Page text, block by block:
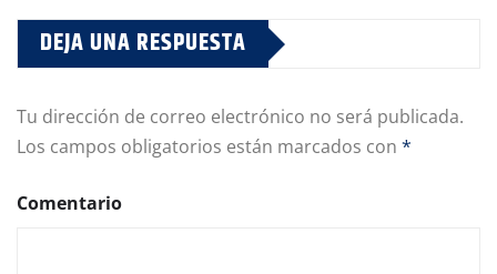
DEJA UNA RESPUESTA
Tu dirección de correo electrónico no será publicada.
Los campos obligatorios están marcados con *
Comentario